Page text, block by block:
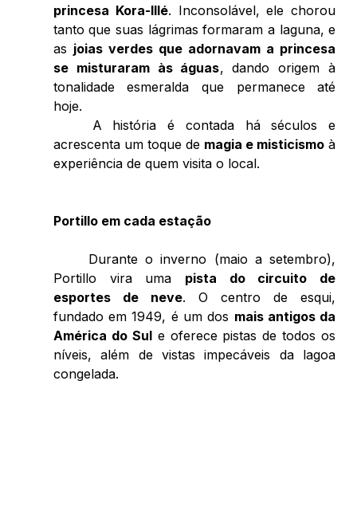
princesa Kora-Illé. Inconsolável, ele chorou
tanto que suas lágrimas formaram a laguna, e
as joias verdes que adornavam a princesa
se misturaram às águas, dando origem à
tonalidade esmeralda que permanece até
hoje.
acrescenta um toque de magia e misticismo à
experiência de quem visita o local.
Portillo em cada estação
Portillo vira uma pista do circuito de
esportes de neve. O centro de esqui,
fundado em 1949, é um dos mais antigos da
América do Sul e oferece pistas de todos os
níveis, além de vistas impecáveis da lagoa
congelada.